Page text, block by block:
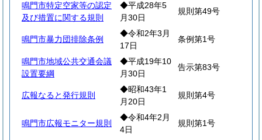
鳴門市特定空家等の認定
及び措置に関する規則
◆平成28年5
月30日
規則第49号
鳴門市暴力団排除条例
◆令和2年3月
17日
条例第1号
鳴門市地域公共交通会議
設置要綱
◆平成19年10
月30日
告示第83号
広報なると発行規則
◆昭和43年1
月20日
規則第4号
鳴門市広報モニター規則
◆令和4年2月
4日
規則第1号